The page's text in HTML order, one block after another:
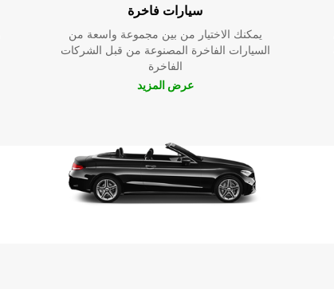
سيارات فاخرة
يمكنك الاختيار من بين مجموعة واسعة من
السيارات الفاخرة المصنوعة من قبل الشركات
الفاخرة
عرض المزيد